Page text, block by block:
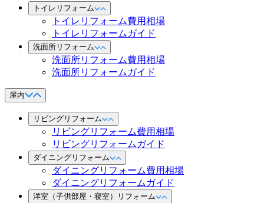
トイレリフォーム
トイレリフォーム費用相場
トイレリフォームガイド
洗面所リフォーム
洗面所リフォーム費用相場
洗面所リフォームガイド
屋内
リビングリフォーム
リビングリフォーム費用相場
リビングリフォームガイド
ダイニングリフォーム
ダイニングリフォーム費用相場
ダイニングリフォームガイド
洋室（子供部屋・寝室）リフォーム